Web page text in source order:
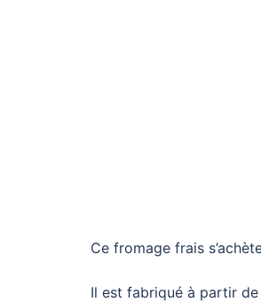
Ce fromage frais
Il est fabriqué à partir